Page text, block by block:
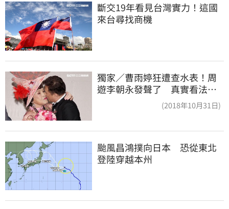
斷交19年看見台灣實力！這國
來台尋找商機
獨家／曹雨婷狂遭查水表！周
遊李朝永發聲了 真實看法曝
(2018年10月31日)
颱風昌鴻撲向日本　恐從東北
登陸穿越本州